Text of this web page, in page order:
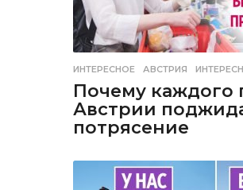
ИНТЕРЕСНОЕ АВСТРИЯ ,
Почему каждого
Австрии
потрясение